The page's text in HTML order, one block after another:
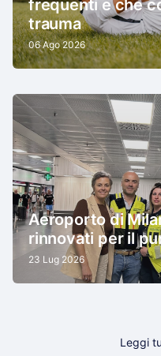
frequenti e che
trauma
06 Ago 2026
Aeroporto di
rinnovati per il
23 Lug 2026
Leggi